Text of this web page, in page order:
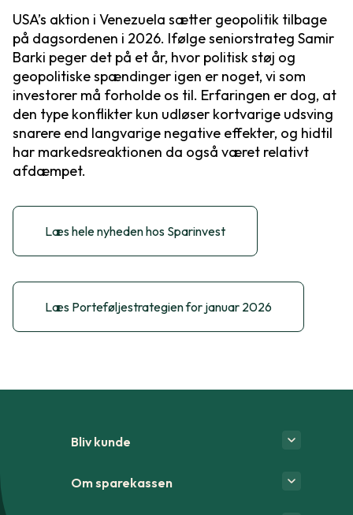
USA’s aktion i Venezuela sætter geopolitik tilbage
på dagsordenen i 2026. Ifølge seniorstrateg Samir
Barki peger det på et år, hvor politisk støj og
geopolitiske spændinger igen er noget, vi som
investorer må forholde os til. Erfaringen er dog, at
den type konflikter kun udløser kortvarige udsving
snarere end langvarige negative effekter, og hidtil
har markedsreaktionen da også været relativt
afdæmpet.
Læs hele nyheden hos Sparinvest
Læs Porteføljestrategien for januar 2026
Bliv kunde
Om sparekassen